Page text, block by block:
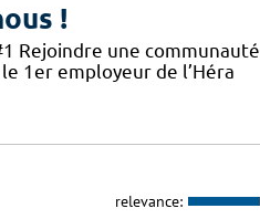
!
Rejoindre une communauté
1er employeur de l’Héra
relevance: